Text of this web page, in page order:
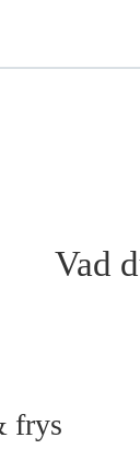
Vad
frys